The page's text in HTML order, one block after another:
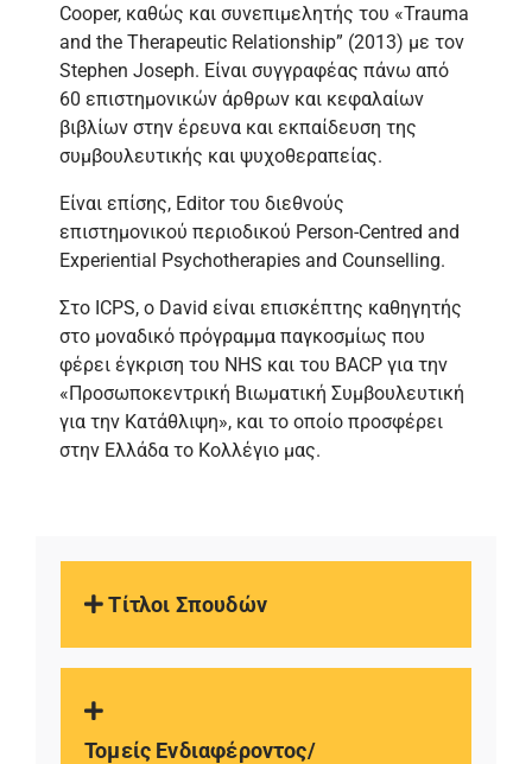
Cooper, καθώς και συνεπιμελητής του «Trauma
and the Therapeutic Relationship” (2013) με τον
Stephen Joseph. Είναι συγγραφέας πάνω από
60 επιστημονικών άρθρων και κεφαλαίων
βιβλίων στην έρευνα και εκπαίδευση της
συμβουλευτικής και ψυχοθεραπείας.
Είναι επίσης, Editor του διεθνούς
επιστημονικού περιοδικού Person-Centred and
Experiential Psychotherapies and Counselling.
Στο ICPS, o David είναι επισκέπτης καθηγητής
στο μοναδικό πρόγραμμα παγκοσμίως που
φέρει έγκριση του NHS και του BACP για την
«Προσωποκεντρική Βιωματική Συμβουλευτική
για την Κατάθλιψη», και το οποίο προσφέρει
στην Ελλάδα τo Κολλέγιο μας.
Τίτλοι Σπουδών
Τομείς Ενδιαφέροντος/